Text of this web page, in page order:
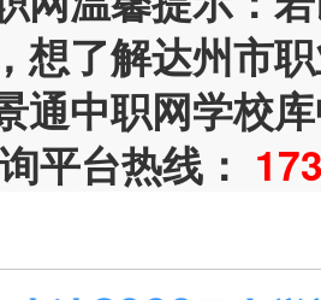
想了解达州市
通中职网学校
平台热线：